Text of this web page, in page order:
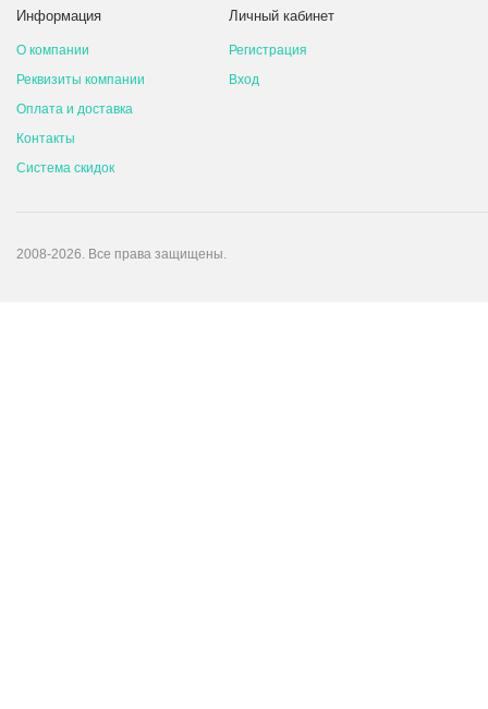
Информация
О компании
Реквизиты компании
Оплата и доставка
Контакты
Система скидок
Личный кабинет
Регистрация
Вход
2008-2026. Все права защищены.